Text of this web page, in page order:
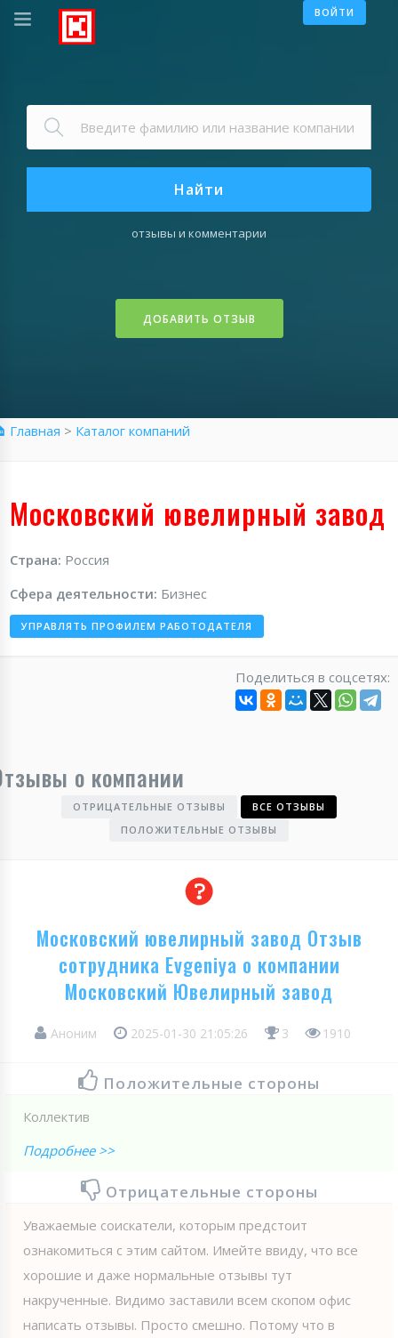
ВОЙТИ
Найти
отзывы и комментарии
ДОБАВИТЬ ОТЗЫВ
Главная > Каталог компаний
Московский ювелирный завод
Страна: Россия
Сфера деятельности: Бизнес
УПРАВЛЯТЬ ПРОФИЛЕМ РАБОТОДАТЕЛЯ
Поделиться в соцсетях:
о компании
ОТРИЦАТЕЛЬНЫЕ ОТЗЫВЫ
ВСЕ ОТЗЫВЫ
ПОЛОЖИТЕЛЬНЫЕ ОТЗЫВЫ
Московский ювелирный завод Отзыв
сотрудника Evgeniya о компании
Московский Ювелирный завод
Аноним 2025-01-30 21:05:26 3 1910
Положительные стороны
Коллектив
Подробнее >>
Отрицательные стороны
Уважаемые соискатели, которым предстоит
ознакомиться с этим сайтом. Имейте ввиду, что все
хорошие и даже нормальные отзывы тут
накрученные. Видимо заставили всем скопом офис
написать отзывы. Просто смешно. Потому что в